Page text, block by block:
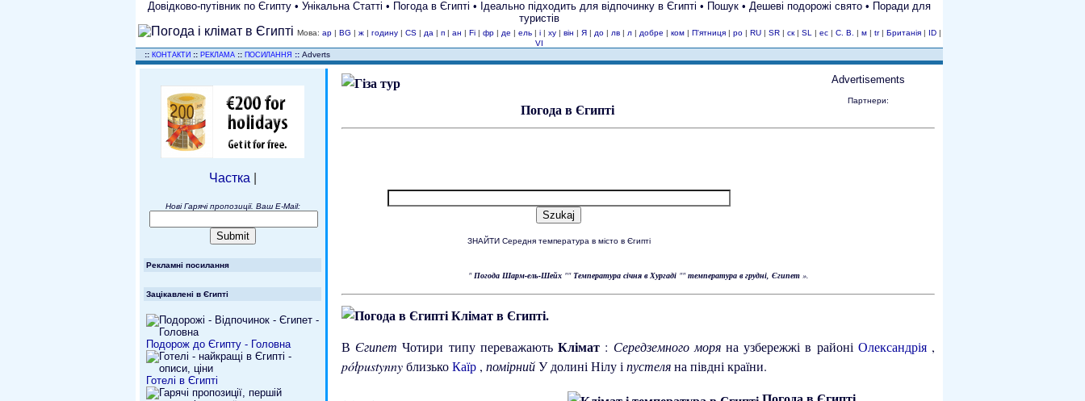
Довідково-путівник по Єгипту • Унікальна Статті • Погода в Єгипті • Ідеально підходить для відпочинку в Єгипті • Пошук • Дешеві подорожі свято • Поради для
туристів
Мова: ар | BG | ж | годину | CS | да | п | ан | Fi | фр | де | ель | і | ху | він | Я | до | лв | л | добре | ком | П'ятниця | ро | RU | SR | ск | SL | ес | С. В. | м | tr | Британія | ID |
VI
:: КОНТАКТИ :: РЕКЛАМА :: ПОСИЛАННЯ :: Adverts
Частка
Нові Гарячі пропозиції. Ваш E-Mail:
Рекламні посилання
Зацікавлені в Єгипті
Подорож до Єгипту - Головна
Готелі в Єгипті
Advertisements
Партнери:
Погода в Єгипті
ЗНАЙТИ Середня температура в місто в Єгипті
"Погода Шарм-ель-Шейх ""Температура січня в Хургаді ""температура в грудні, Єгипет ».
Клімат в Єгипті.
В ЄгипетЧотири типу переважаютьКлімат : Середземного моря на узбережжі в районі Олександрія ,
półpustynnyблизькоКаїр , помірнийУ долині Нілу іпустеляна півдні країни.